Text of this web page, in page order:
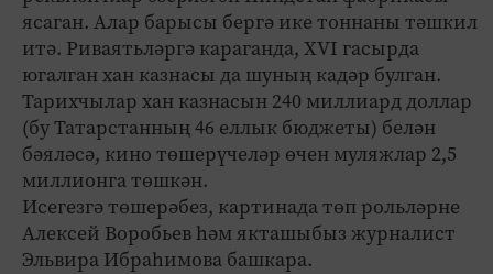
ясаган. Алар барысы бергә ике тоннаны тәшкил
итә. Риваятьләргә караганда, XVI гасырда
югалган хан казнасы да шуның кадәр булган.
Тарихчылар хан казнасын 240 миллиард доллар
(бу Татарстанның 46 еллык бюджеты) белән
бәяләсә, кино төшерүчеләр өчен муляжлар 2,5
миллионга төшкән.
Исегезгә төшерәбез, картинада төп рольләрне
Алексей Воробьев һәм якташыбыз журналист
Эльвира Ибраһимова башкара.